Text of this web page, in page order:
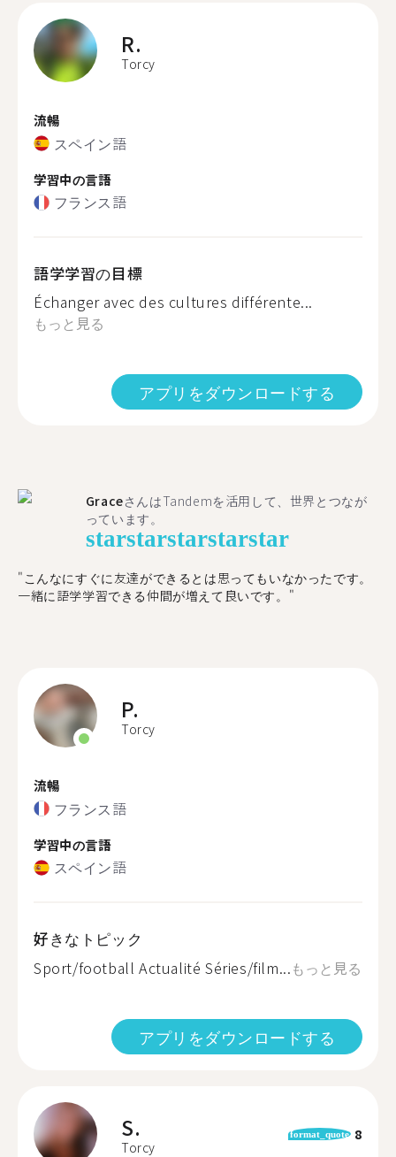
R.
Torcy
流暢
スペイン語
学習中の言語
フランス語
語学学習の目標
Échanger avec des cultures différente...
もっと見る
アプリをダウンロードする
GraceさんはTandemを活用して、世界とつなが
っています。
starstarstarstarstar
"こんなにすぐに友達ができるとは思ってもいなかったです。
一緒に語学学習できる仲間が増えて良いです。"
P.
Torcy
流暢
フランス語
学習中の言語
スペイン語
好きなトピック
Sport/football Actualité Séries/film...もっと見る
アプリをダウンロードする
S.
Torcy
format_quote 8